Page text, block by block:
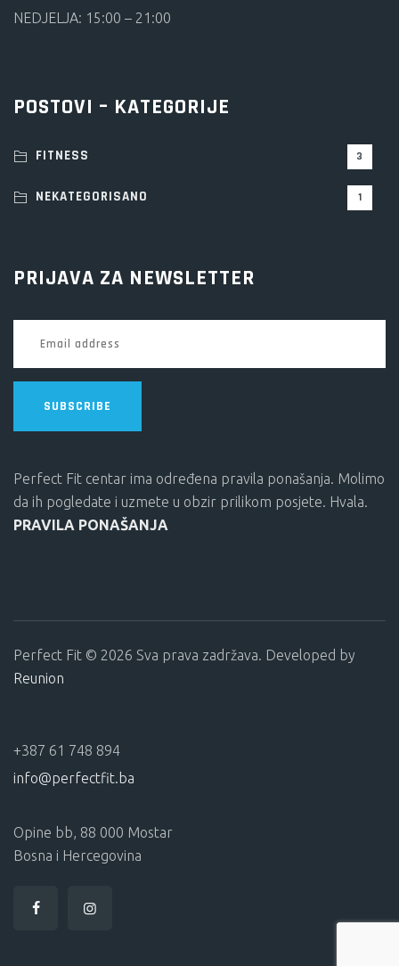
NEDJELJA: 15:00 – 21:00
POSTOVI – KATEGORIJE
FITNESS 3
NEKATEGORISANO 1
PRIJAVA ZA NEWSLETTER
SUBSCRIBE
Perfect Fit centar ima određena pravila ponašanja. Molimo
da ih pogledate i uzmete u obzir prilikom posjete. Hvala.
PRAVILA PONAŠANJA
Perfect Fit © 2026 Sva prava zadržava. Developed by
Reunion
+387 61 748 894
info@perfectfit.ba
Opine bb, 88 000 Mostar
Bosna i Hercegovina